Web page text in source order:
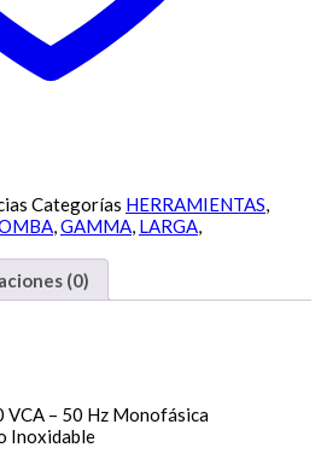
Categorías HERRAMIENTAS,
,GAMMA, LARGA,
(0)
– 50 Hz Monofásica
Inoxidable